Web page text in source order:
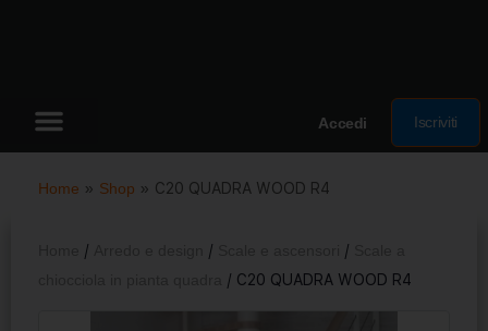
Accedi Iscriviti
Home » Shop » C20 QUADRA WOOD R4
/ / /
/ C20 QUADRA WOOD R4